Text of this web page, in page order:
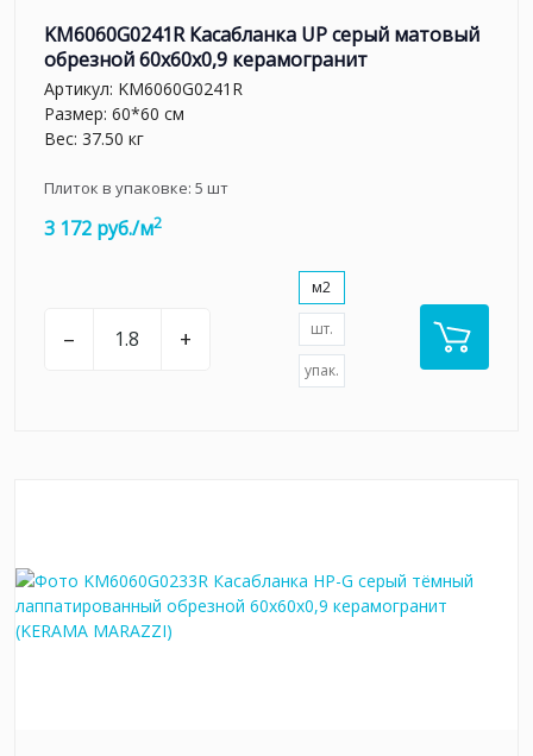
KM6060G0241R Касабланка UP серый матовый
обрезной 60x60x0,9 керамогранит
Артикул: KM6060G0241R
Размер: 60*60 см
Вес: 37.50 кг
Плиток в упаковке: 5 шт
3 172 руб./м2
– +
м2
шт.
упак.